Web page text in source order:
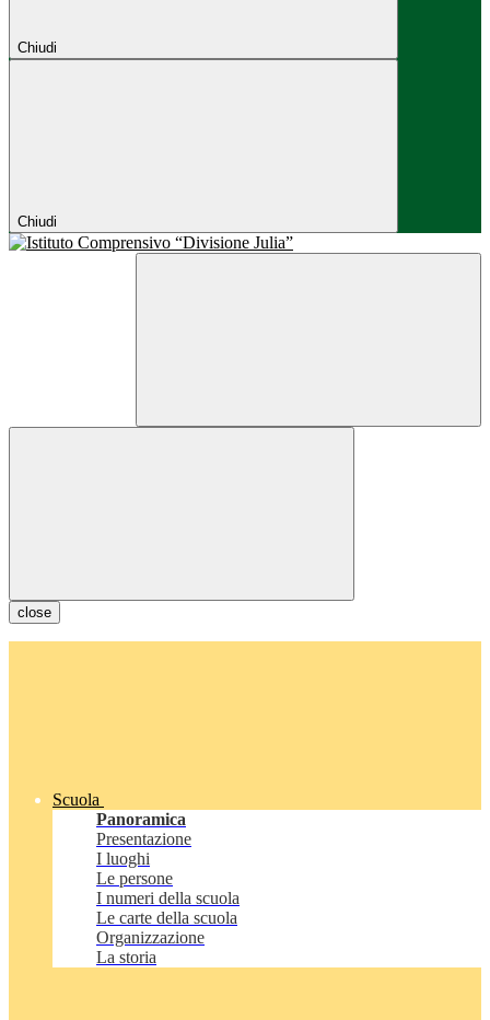
Chiudi
Chiudi
close
Scuola
Panoramica
Presentazione
I luoghi
Le persone
I numeri della scuola
Le carte della scuola
Organizzazione
La storia